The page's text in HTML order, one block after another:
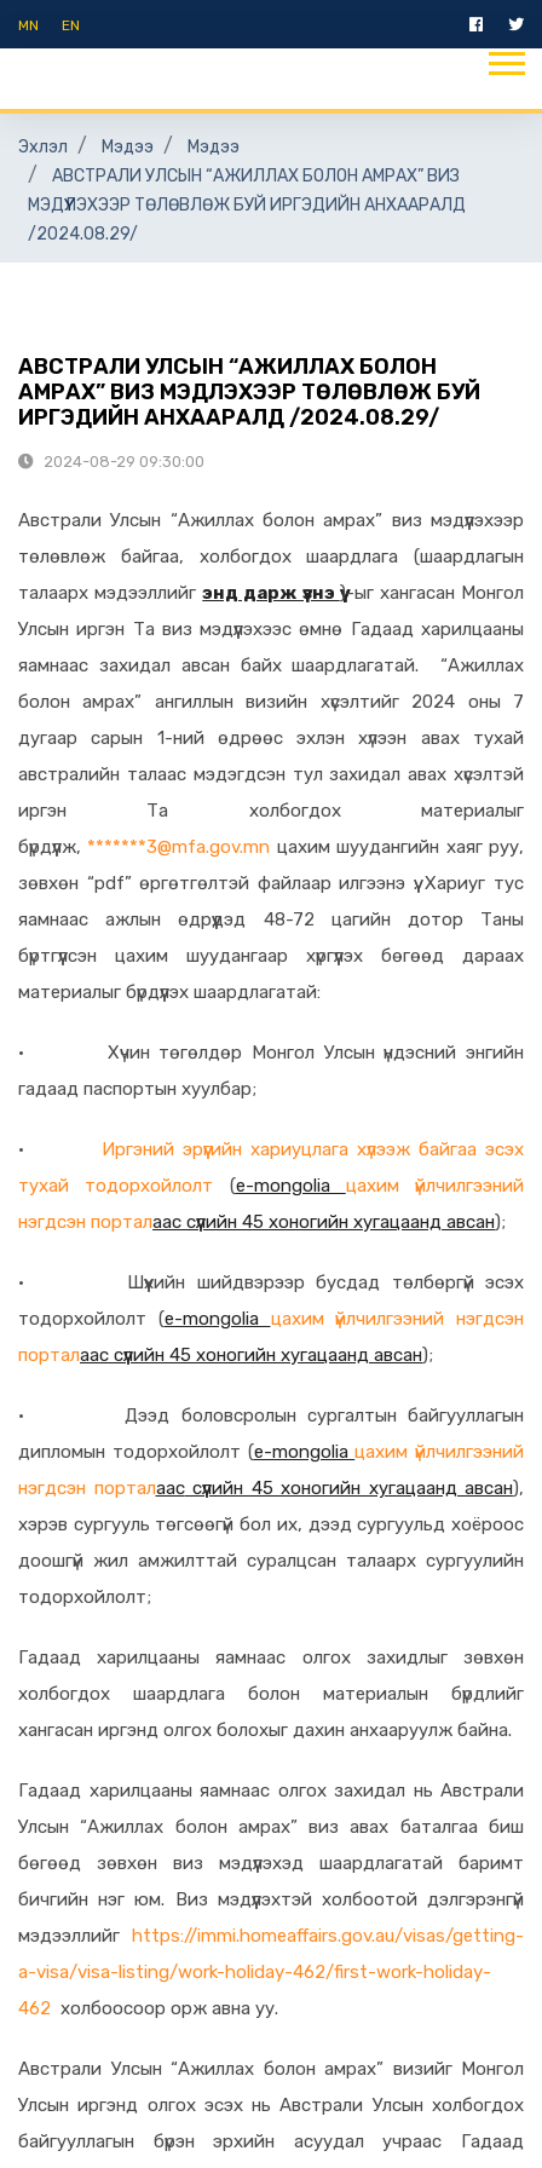
MN EN
Эхлэл Мэдээ
Мэдээ
АВСТРАЛИ УЛСЫН “АЖИЛЛАХ БОЛОН АМРАХ” ВИЗ
МЭДҮҮЛЭХЭЭР ТӨЛӨВЛӨЖ БУЙ ИРГЭДИЙН АНХААРАЛД
/2024.08.29/
АВСТРАЛИ УЛСЫН “АЖИЛЛАХ БОЛОН
АМРАХ” ВИЗ МЭДҮҮЛЭХЭЭР ТӨЛӨВЛӨЖ БУЙ
ИРГЭДИЙН АНХААРАЛД /2024.08.29/
2024-08-29 09:30:00
Австрали Улсын “Ажиллах болон амрах” виз мэдүүлэхээр
төлөвлөж байгаа, холбогдох шаардлага (шаардлагын
талаарх мэдээллийгэнд дарж үзнэ үү )-ыг хангасан Монгол
Улсын иргэн Та виз мэдүүлэхээс өмнө Гадаад харилцааны
яамнаас захидал авсан байх шаардлагатай. “Ажиллах
болон амрах” ангиллын визийн хүсэлтийг 2024 оны 7
дугаар сарын 1-ний өдрөөс эхлэн хүлээн авах тухай
австралийн талаас мэдэгдсэн тул захидал авах хүсэлтэй
иргэн Та холбогдох материалыг
бүрдүүлж, *******3@mfa.gov.mn цахим шуудангийн хаяг руу,
зөвхөн “pdf” өргөтгөлтэй файлаар илгээнэ үү. Хариуг тус
яамнаас ажлын өдрүүдэд 48-72 цагийн дотор Таны
бүртгүүлсэн цахим шуудангаар хүргүүлэх бөгөөд дараах
материалыг бүрдүүлэх шаардлагатай:
· Хүчин төгөлдөр Монгол Улсын үндэсний энгийн
гадаад паспортын хуулбар;
· Иргэний эрүүгийн хариуцлага хүлээж байгаа эсэх
тухай тодорхойлолт (e-mongolia цахим үйлчилгээний
нэгдсэн порталаас сүүлийн 45 хоногийн хугацаанд авсан);
· Шүүхийн шийдвэрээр бусдад төлбөргүй эсэх
тодорхойлолт (e-mongolia цахим үйлчилгээний нэгдсэн
порталаас сүүлийн 45 хоногийн хугацаанд авсан);
·Дээд боловсролын сургалтын байгууллагын
дипломын тодорхойлолт (e-mongoliaцахим үйлчилгээний
нэгдсэн порталаассүүлийн 45 хоногийн хугацаанд авсан),
хэрэв сургууль төгсөөгүй бол их, дээд сургуульд хоёроос
доошгүй жил амжилттай суралцсан талаарх сургуулийн
тодорхойлолт;
Гадаад харилцааны яамнаас олгох захидлыг зөвхөн
холбогдох шаардлага болон материалын бүрдлийг
хангасан иргэнд олгох болохыг дахин анхааруулж байна.
Гадаад харилцааны яамнаас олгох захидал нь Австрали
Улсын “Ажиллах болон амрах” виз авах баталгаа биш
бөгөөд зөвхөн виз мэдүүлэхэд шаардлагатай баримт
бичгийн нэг юм. Виз мэдүүлэхтэй холбоотой дэлгэрэнгүй
мэдээллийг https://immi.homeaffairs.gov.au/visas/getting-
a-visa/visa-listing/work-holiday-462/first-work-holiday-
462 холбоосоор орж авна уу.
Австрали Улсын “Ажиллах болон амрах” визийг Монгол
Улсын иргэнд олгох эсэх нь Австрали Улсын холбогдох
байгууллагын бүрэн эрхийн асуудал учраас Гадаад